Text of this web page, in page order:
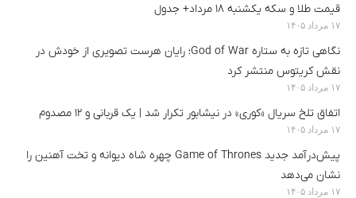
قیمت طلا و سکه یکشنبه ۱۸ مرداد+ جدول
۱۷ مرداد ۱۴۰۵
نگاهی تازه به ستاره God of War؛ رایان هرست تصویری از خودش در
نقش کریتوس منتشر کرد
۱۷ مرداد ۱۴۰۵
اتفاق تلخ سریال «کوری» در نیشابور تکرار شد | یک قربانی و ۱۲ مصدوم
۱۷ مرداد ۱۴۰۵
پیش‌درآمد جدید Game of Thrones چهره شاه دیوانه و تخت آهنین را
نشان می‌دهد
۱۷ مرداد ۱۴۰۵